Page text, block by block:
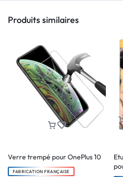
Produits similaires
Verre trempé pour OnePlus 10
FABRICATION FRANÇAISE